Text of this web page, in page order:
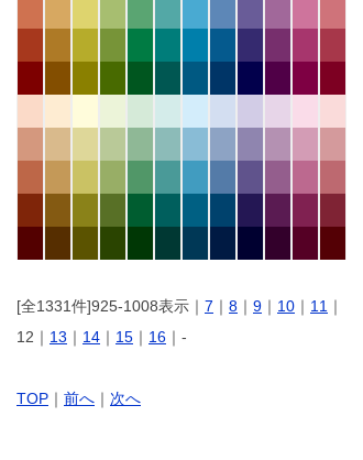
[全1331件]925-1008表示｜ 7 ｜ 8 ｜ 9 ｜ 10 ｜ 11 ｜
12｜ 13 ｜ 14 ｜ 15 ｜ 16 ｜-
TOP ｜ 前へ ｜ 次へ